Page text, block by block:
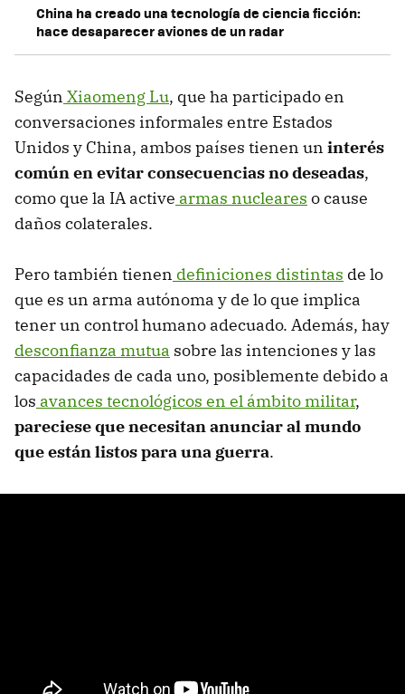
China ha creado una tecnología de ciencia ficción:
hace desaparecer aviones de un radar
Según Xiaomeng Lu, que ha participado en
conversaciones informales entre Estados
Unidos y China, ambos países tienen un interés
común en evitar consecuencias no deseadas,
como que la IA active armas nucleares o cause
daños colaterales.
Pero también tienen definiciones distintas de lo
que es un arma autónoma y de lo que implica
tener un control humano adecuado. Además, hay
desconfianza mutua sobre las intenciones y las
capacidades de cada uno, posiblemente debido a
los avances tecnológicos en el ámbito militar,
pareciese que necesitan anunciar al mundo
que están listos para una guerra.